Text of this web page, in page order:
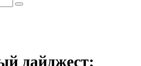
дайджест: